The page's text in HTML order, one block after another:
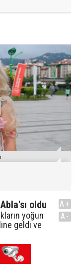
oldu
yoğun
geldi ve
A+
A-